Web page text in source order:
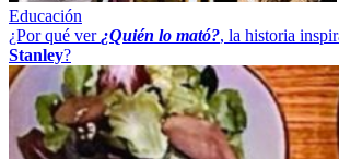
Educación
¿Por qué ver ¿Quién lo mató?, la historia
Stanley?